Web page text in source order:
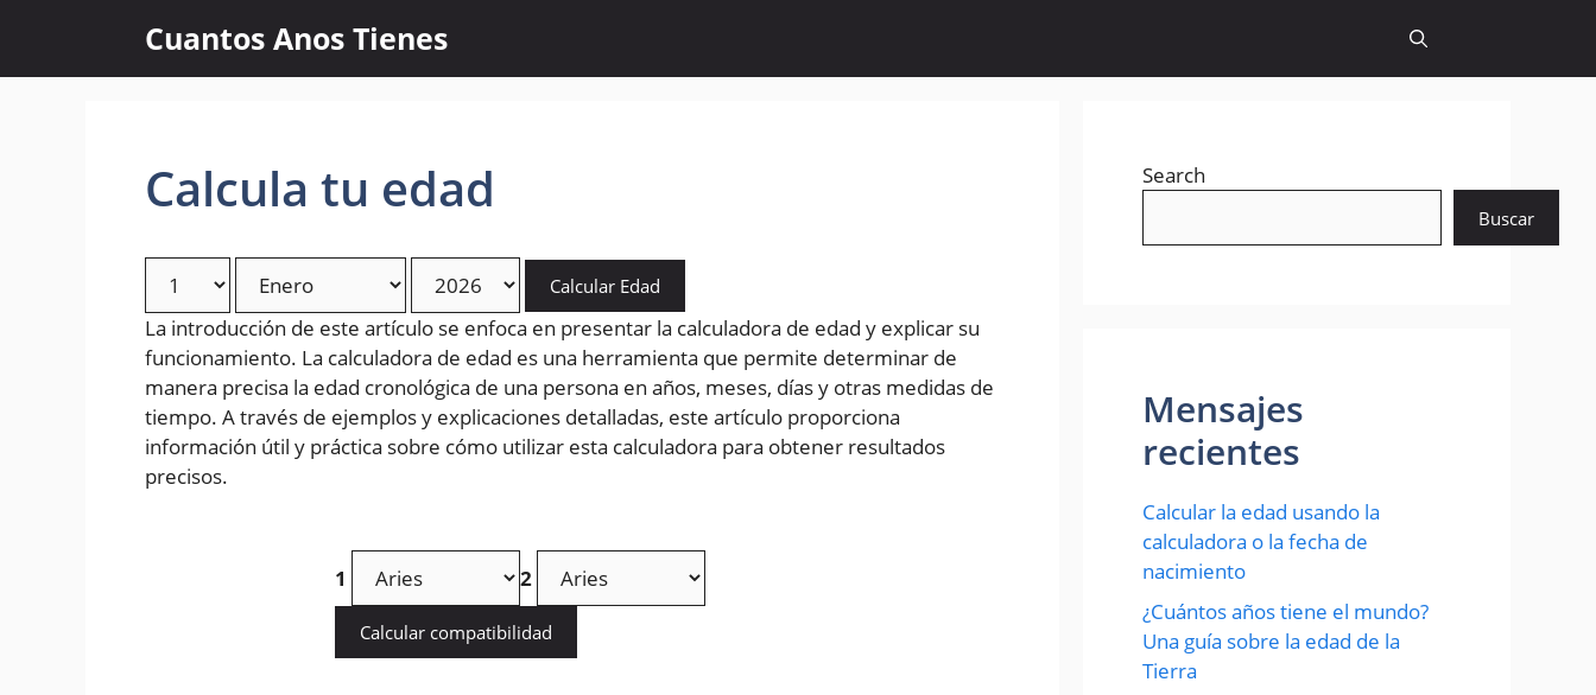
content
Cuantos Anos Tienes
Calcula tu edad
Calcular Edad
La introducción de este artículo se enfoca en presentar la calculadora de edad y explicar su
funcionamiento. La calculadora de edad es una herramienta que permite determinar de
manera precisa la edad cronológica de una persona en años, meses, días y otras medidas de
tiempo. A través de ejemplos y explicaciones detalladas, este artículo proporciona
información útil y práctica sobre cómo utilizar esta calculadora para obtener resultados
precisos.
1 2
Calcular compatibilidad
Search
Buscar
Mensajes
recientes
Calcular la edad usando la
calculadora o la fecha de
nacimiento
¿Cuántos años tiene el mundo?
Una guía sobre la edad de la
Tierra